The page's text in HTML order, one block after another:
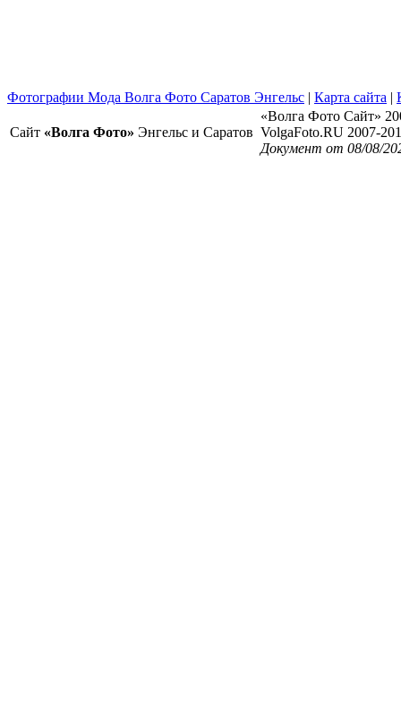
Фотографии Мода Волга Фото Саратов Энгельс | Карта сайта |
Сайт «Волга Фото» Энгельс и Саратов
«Волга Фото Сайт»
VolgaFoto.RU 2007-
Документ от 08/08/